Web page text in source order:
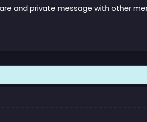
and private message with other